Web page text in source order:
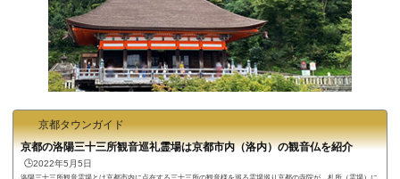
京都タウンガイド
京都の洛陽三十三所観音巡礼霊場は京都市内（洛内）の観音仏を紹介
🕒️2022年5月5日
洛陽三十三所観音霊場とは京都市内に点在する三十三所の観音様を巡る霊場巡り京都の寺院が、札所（霊場）に